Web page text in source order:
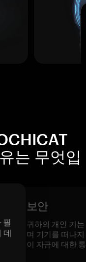
는 무엇입
필
데
보안
귀하의 개인 키
며 기기를 떠나
이 자금에 대한